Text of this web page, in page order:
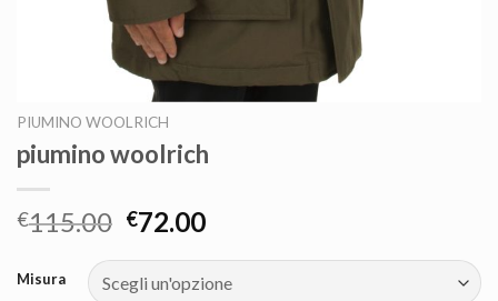
PIUMINO WOOLRICH
piumino woolrich
€115.00 €72.00
Misura